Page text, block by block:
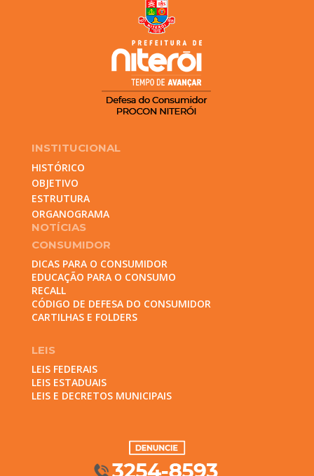
INSTITUCIONAL
HISTÓRICO
OBJETIVO
ESTRUTURA
ORGANOGRAMA
NOTÍCIAS
CONSUMIDOR
DICAS PARA O CONSUMIDOR
EDUCAÇÃO PARA O CONSUMO
RECALL
CÓDIGO DE DEFESA DO CONSUMIDOR
CARTILHAS E FOLDERS
LEIS
LEIS FEDERAIS
LEIS ESTADUAIS
LEIS E DECRETOS MUNICIPAIS